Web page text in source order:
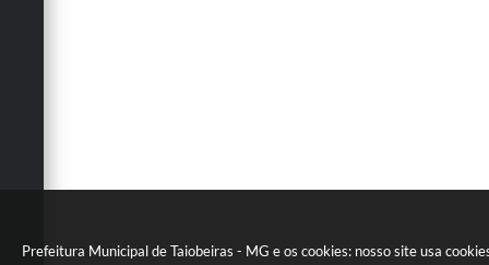
Prefeitura Municipal de Taiobeiras - MG e os cookies: nosso site usa